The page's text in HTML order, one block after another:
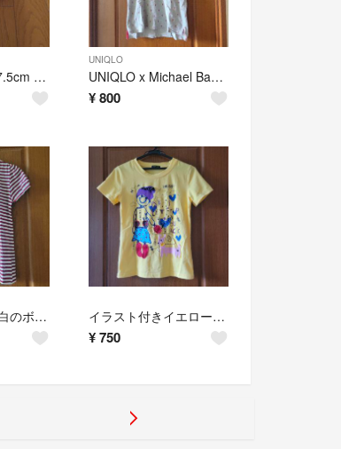
花柄キャップ 57.5cm 綿100%
UNIQLO
UNIQLO x Michael Bastian 花柄ポロシャツ Mサイズ
¥800
ワインレッドと白のボーダー 半袖Tシャツ Mサイズ イラスト付きイエローTシャツ Mサイズ
¥750